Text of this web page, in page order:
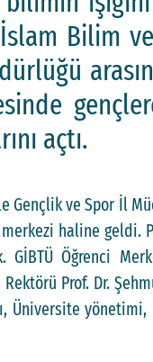
Bilim
açtı.
Gençlik ve Spor İl
haline geldi.
Öğrenci
Prof. Dr.
Üniversite